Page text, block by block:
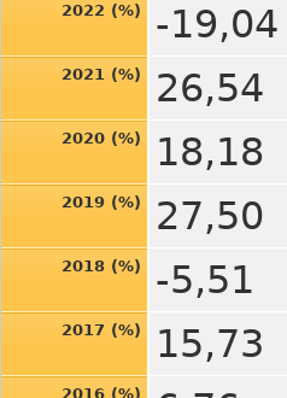
2022 (%) -19,04
2021 (%) 26,54
2020 (%) 18,18
2019 (%) 27,50
2018 (%) -5,51
2017 (%) 15,73
2016 (%)